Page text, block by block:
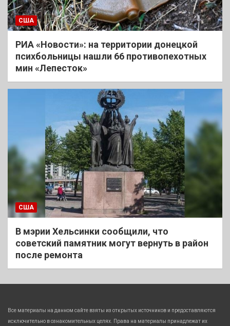
США
РИА «Новости»: на территории донецкой
психбольницы нашли 66 противопехотных
мин «Лепесток»
США
В мэрии Хельсинки сообщили, что
советский памятник могут вернуть в район
после ремонта
Все материалы на данном сайте взяты из открытых источников и предоставляются
исключительно в ознакомительных целях. Права на материалы принадлежат их